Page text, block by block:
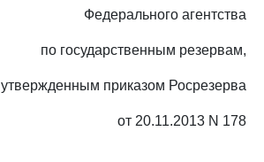
Федерального агентства
по государственным резервам,
утвержденным приказом Росрезерва
от 20.11.2013 N 178